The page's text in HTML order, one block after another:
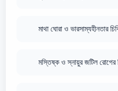
মাথা ঘোরা ও ভারসাম্যহীনতার
মস্তিষ্ক ও স্নায়ুর জটিল রোগের